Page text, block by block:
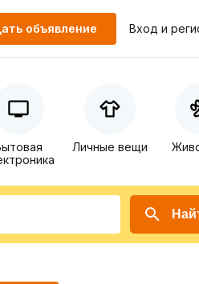
объявление Вход и
Личные вещи